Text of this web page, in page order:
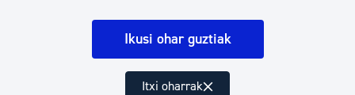
Ikusi ohar guztiak
Itxi oharrak